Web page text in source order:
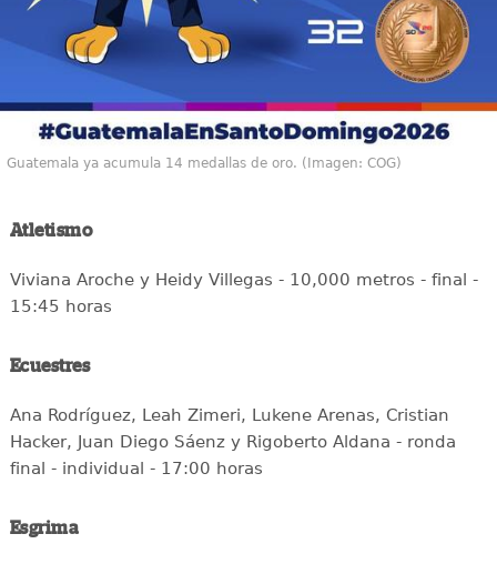
Guatemala ya acumula 14 medallas de oro. (Imagen: COG)
Atletismo
Viviana Aroche y Heidy Villegas - 10,000 metros - final -
15:45 horas
Ecuestres
Ana Rodríguez, Leah Zimeri, Lukene Arenas, Cristian
Hacker, Juan Diego Sáenz y Rigoberto Aldana - ronda
final - individual - 17:00 horas
Esgrima